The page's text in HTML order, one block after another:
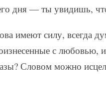
дня — ты увидишь,
имеют силу, всегда
с любовью,
Словом можно